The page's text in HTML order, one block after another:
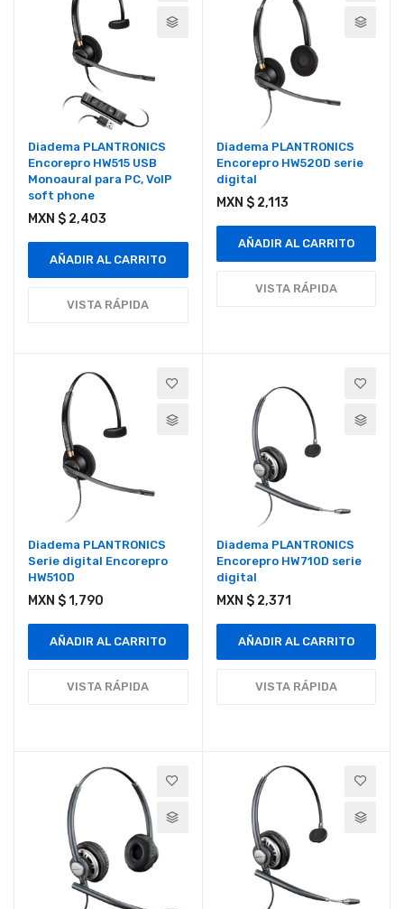
Diadema PLANTRONICS
Encorepro HW515 USB
Monoaural para PC, VoIP
soft phone
MXN $ 2,403
AÑADIR AL CARRITO
VISTA RÁPIDA
Diadema PLANTRONICS
Encorepro HW520D serie
digital
MXN $ 2,113
AÑADIR AL CARRITO
VISTA RÁPIDA
Diadema PLANTRONICS
Serie digital Encorepro
HW510D
MXN $ 1,790
AÑADIR AL CARRITO
VISTA RÁPIDA
Diadema PLANTRONICS
Encorepro HW710D serie
digital
MXN $ 2,371
AÑADIR AL CARRITO
VISTA RÁPIDA